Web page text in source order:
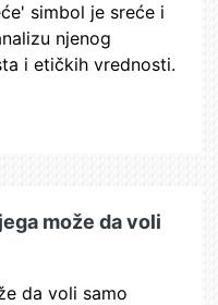
simbol je sreće i
njenog
i etičkih vrednosti.
može da voli
da voli samo